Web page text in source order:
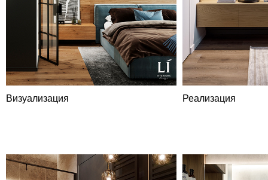
Визуализация Реализация